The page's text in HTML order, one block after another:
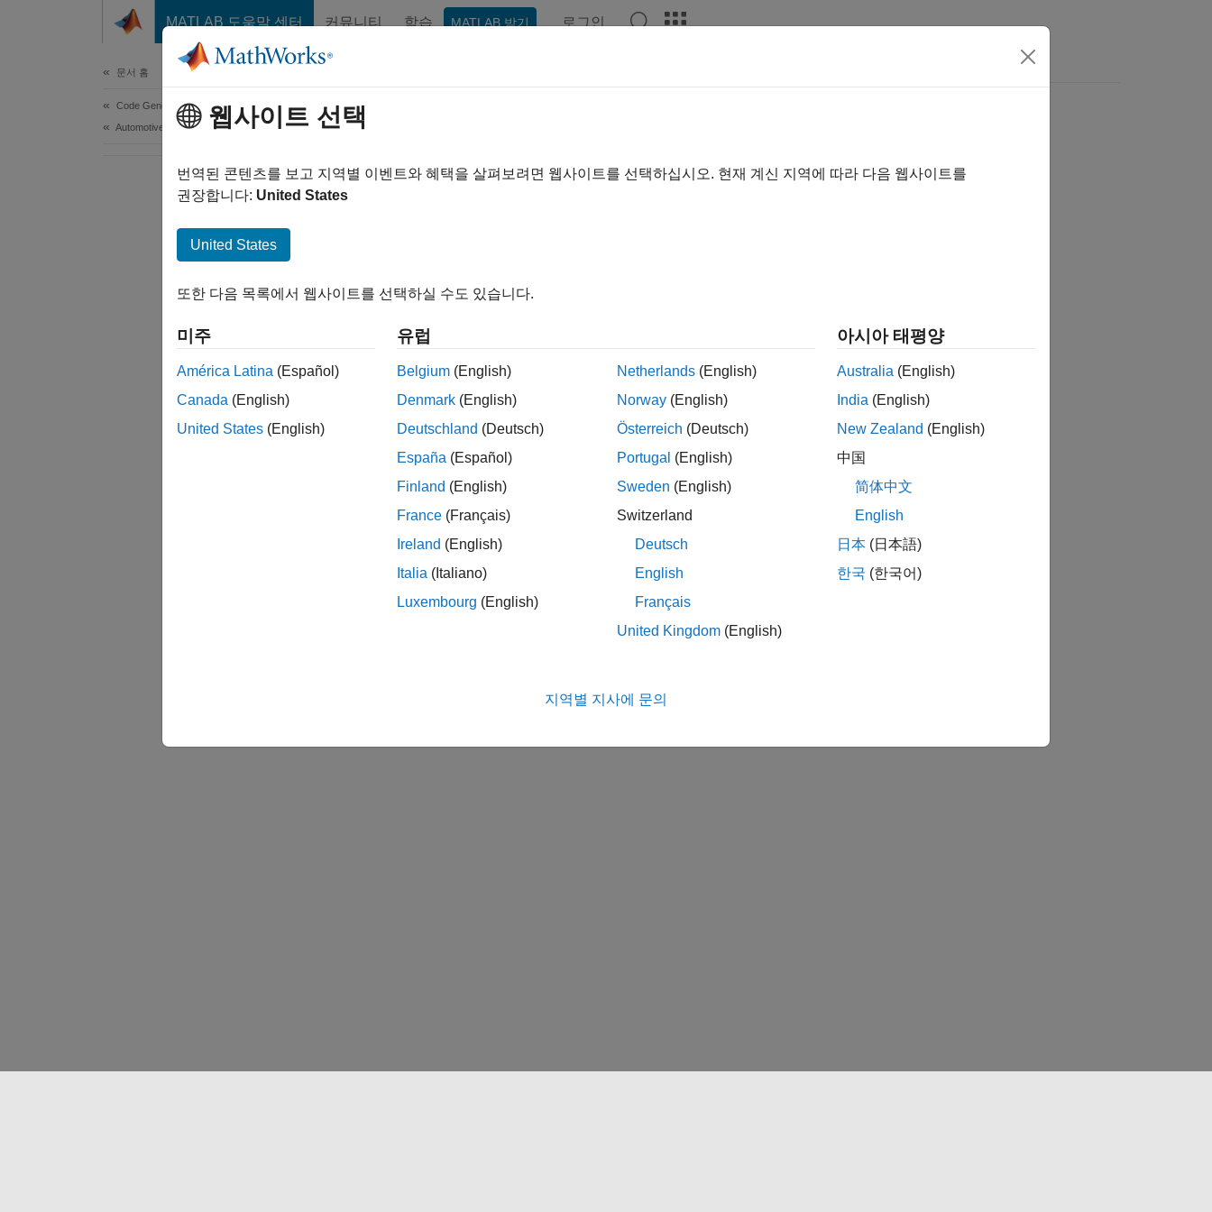
MATLAB 도움말 센터 커뮤니티 학습 MATLAB 받기 로그인
문서 홈
Code Generation
Automotive
웹사이트 선택
번역된 콘텐츠를 보고 지역별 이벤트와 혜택을 살펴보려면 웹사이트를 선택하십시오. 현재 계신 지역에 따라 다음 웹사이트를
권장합니다: United States
United States
또한 다음 목록에서 웹사이트를 선택하실 수도 있습니다.
미주
América Latina (Español)
Canada (English)
United States (English)
유럽
Belgium (English)
Denmark (English)
Deutschland (Deutsch)
España (Español)
Finland (English)
France (Français)
Ireland (English)
Italia (Italiano)
Luxembourg (English)
Netherlands (English)
Norway (English)
Österreich (Deutsch)
Portugal (English)
Sweden (English)
Switzerland
Deutsch
English
Français
United Kingdom (English)
아시아 태평양
Australia (English)
India (English)
New Zealand (English)
中国
简体中文
English
日本 (日本語)
한국 (한국어)
지역별 지사에 문의